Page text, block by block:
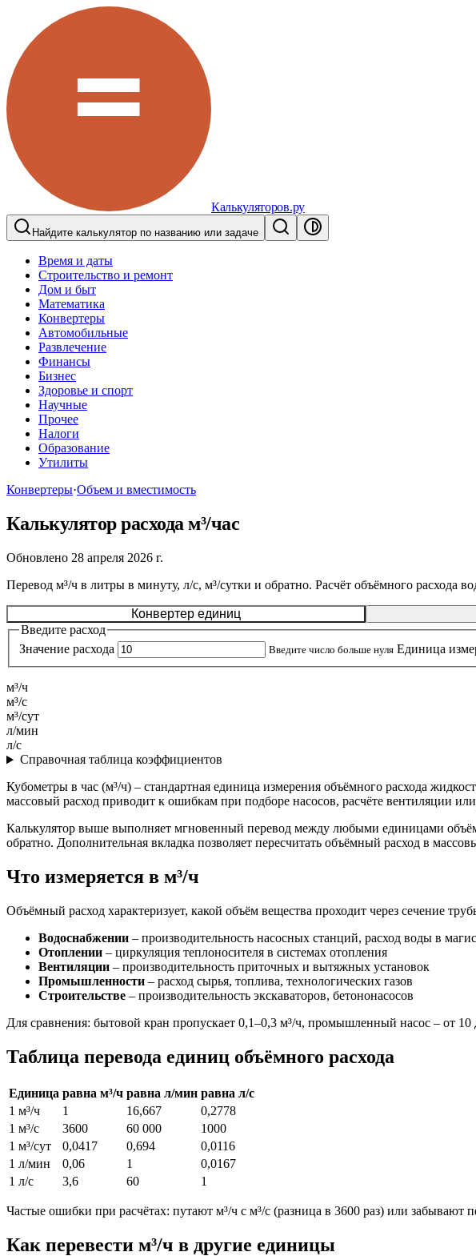
Калькуляторов.ру
Найдите калькулятор по названию или задаче
Время и даты
Строительство и ремонт
Дом и быт
Математика
Конвертеры
Автомобильные
Развлечение
Финансы
Бизнес
Здоровье и спорт
Научные
Прочее
Налоги
Образование
Утилиты
Конвертеры·Объем и вместимость
Калькулятор расхода м³/час
Обновлено 28 апреля 2026 г.
Перевод м³/ч в литры в минуту, л/с, м³/сутки и обратно. Расчёт объёмного расхода
Конвертер единиц
Введите расход
Значение расхода
Введите число больше нуля Единица
м³/ч
м³/с
м³/сут
л/мин
л/с
Справочная таблица коэффициентов
Кубометры в час (м³/ч) – стандартная единица измерения объёмного расхода
массовый расход приводит к ошибкам при подборе насосов, расчёте вентиляции
Калькулятор выше выполняет мгновенный перевод между любыми единицами
обратно. Дополнительная вкладка позволяет пересчитать объёмный расход в
Что измеряется в м³/ч
Объёмный расход характеризует, какой объём вещества проходит через сечение
Водоснабжении – производительность насосных станций, расход воды в
Отоплении – циркуляция теплоносителя в системах отопления
Вентиляции – производительность приточных и вытяжных установок
Промышленности – расход сырья, топлива, технологических газов
Строительстве – производительность экскаваторов, бетононасосов
Для сравнения: бытовой кран пропускает 0,1–0,3 м³/ч, промышленный насос – от
Таблица перевода единиц объёмного расхода
Единица равна м³/ч равна л/мин равна л/с
1 м³/ч
1 16,667
0,2778
1 м³/с
3600 60 000
1000
1 м³/сут
0,0417 0,694
0,0116
1 л/мин
0,06 1
0,0167
1 л/с
3,6 60 1
Частые ошибки при расчётах: путают м³/ч с м³/с (разница в 3600 раз) или
Как перевести м³/ч в другие единицы